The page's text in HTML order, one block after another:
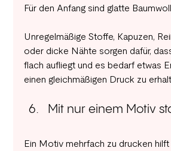
Für den Anfang sind glatte
Unregelmäßige Stoffe, Kapuzen,
oder dicke Nähte sorgen dafür,
flach aufliegt und es bedarf etwas
einen gleichmäßigen Druck zu
Mit nur einem Motiv
Ein Motiv mehrfach zu drucken